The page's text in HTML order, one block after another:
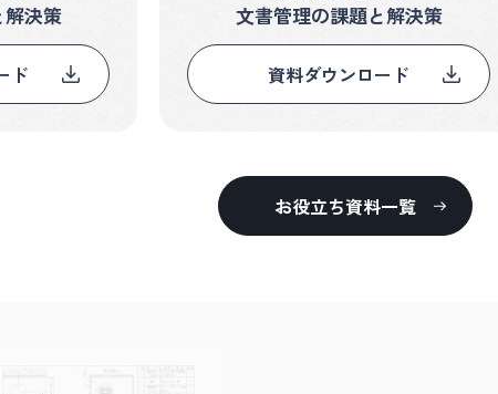
決策
ド
文書管理の課題と解決策
資料ダウンロード
お役立ち資料一覧